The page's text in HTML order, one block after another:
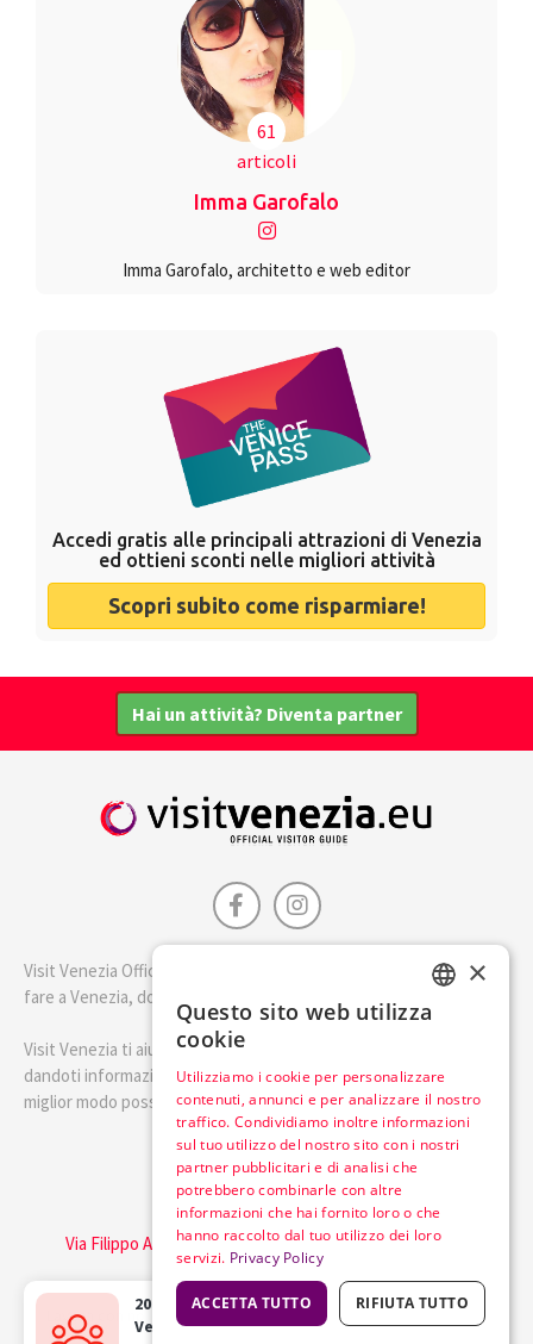
20 happy travellersbought the
Venice Passin the last3 hours
61
articoli
Imma Garofalo
Imma Garofalo, architetto e web editor
Accedi gratis alle principali attrazioni di Venezia
ed ottieni sconti nelle migliori attività
Scopri subito come risparmiare!
Hai un attività? Diventa partner
Visit Venezia Official è la guida della città di Venezia. Scopri cosa
fare a Venezia, dove dormire e i migliori posti dove mangiare.
Visit Venezia ti aiuterà a pianificare il tuo viaggio a Venezia
dandoti informazioni utili e consigli su come visitare Venezia nel
miglior modo possibile.
Italiano
Visit Italy Srl
Via Filippo Argelati, 10, 20143 Milano | P.IVA 08368951219
Capitale Sociale 50.000€
Lavora con noi Cookie Policy Informativa sulla privacy
×
Questo sito web utilizza
cookie
Utilizziamo i cookie per personalizzare
contenuti, annunci e per analizzare il nostro
traffico. Condividiamo inoltre informazioni
sul tuo utilizzo del nostro sito con i nostri
partner pubblicitari e di analisi che
potrebbero combinarle con altre
informazioni che hai fornito loro o che
hanno raccolto dal tuo utilizzo dei loro
servizi. Privacy Policy
ACCETTA TUTTO RIFIUTA TUTTO